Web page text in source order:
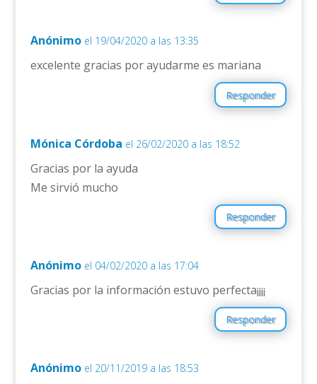
Anónimo el 19/04/2020 a las 13:35
excelente gracias por ayudarme es mariana
Responder
Mónica Córdoba el 26/02/2020 a las 18:52
Gracias por la ayuda
Me sirvió mucho
Responder
Anónimo el 04/02/2020 a las 17:04
Gracias por la información estuvo perfecta¡¡¡¡
Responder
Anónimo el 20/11/2019 a las 18:53